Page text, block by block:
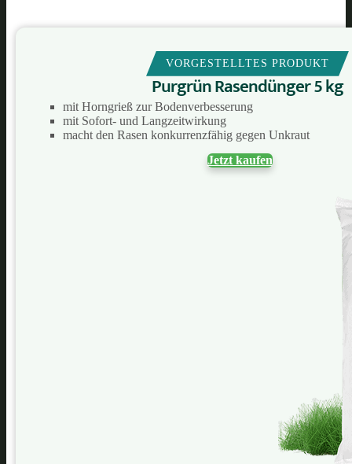
VORGESTELLTES PRODUKT
Purgrün Rasendünger 5 kg
mit Horngrieß zur Bodenverbesserung
mit Sofort- und Langzeitwirkung
macht den Rasen konkurrenzfähig gegen Unkraut
Jetzt kaufen